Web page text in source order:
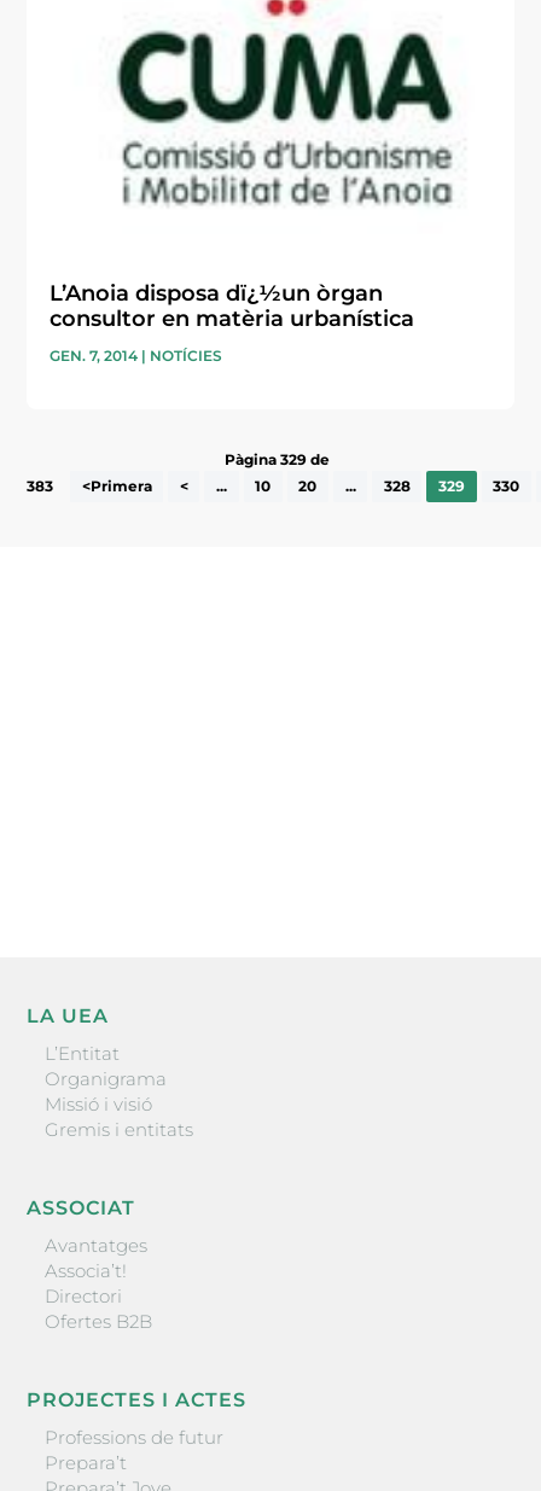
L’Anoia disposa dï¿½un òrgan
consultor en matèria urbanística
GEN. 7, 2014 | NOTÍCIES
Pàgina 329 de
383
<Primera < ... 10 20 ... 328 329 330
LA UEA
L’Entitat
Organigrama
Missió i visió
Gremis i entitats
ASSOCIAT
Avantatges
Associa’t!
Directori
Ofertes B2B
PROJECTES I ACTES
Professions de futur
Prepara’t